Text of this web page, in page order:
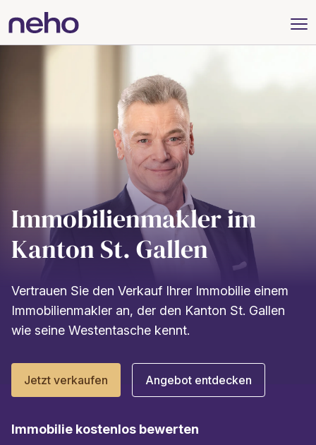
Immobilienmakler im
Kanton St. Gallen
Vertrauen Sie den Verkauf Ihrer Immobilie einem
Immobilienmakler an, der den Kanton St. Gallen
wie seine Westentasche kennt.
Jetzt verkaufen Angebot entdecken
Immobilie kostenlos bewerten